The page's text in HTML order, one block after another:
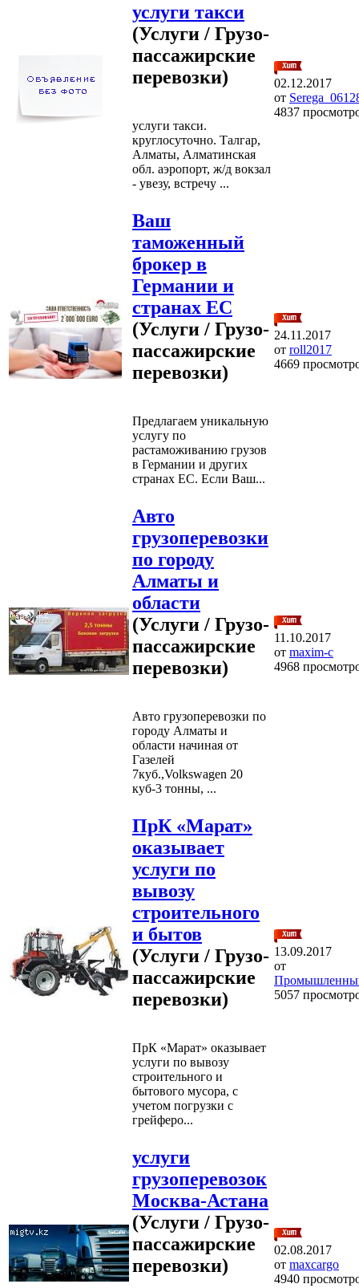
услуги такси
(Услуги / Грузо-
пассажирские
перевозки)
услуги такси.
круглосуточно. Талгар,
Алматы, Алматинская
обл. аэропорт, ж/д вокзал
- увезу, встречу ...
02.12.2017
от
4837
Ваш
таможенный
брокер в
Германии и
странах ЕС
(Услуги / Грузо-
пассажирские
перевозки)
Предлагаем уникальную
услугу по
растаможиванию грузов
в Германии и других
странах ЕС. Если Ваш...
24.11.2017
от roll2017
4669
Авто
грузоперевозки
по городу
Алматы и
области
(Услуги / Грузо-
пассажирские
перевозки)
Авто грузоперевозки по
городу Алматы и
области начиная от
Газелей
7куб.,Volkswagen 20
куб-3 тонны, ...
11.10.2017
от maxim-c
4968
ПрК «Марат»
оказывает
услуги по
вывозу
строительного
и бытов
(Услуги / Грузо-
пассажирские
перевозки)
ПрК «Марат» оказывает
услуги по вывозу
строительного и
бытового мусора, с
учетом погрузки с
грейферо...
13.09.2017
от
5057
услуги
грузоперевозок
Москва-Астана
(Услуги / Грузо-
пассажирские
перевозки)
02.08.2017
от maxcargo
4940